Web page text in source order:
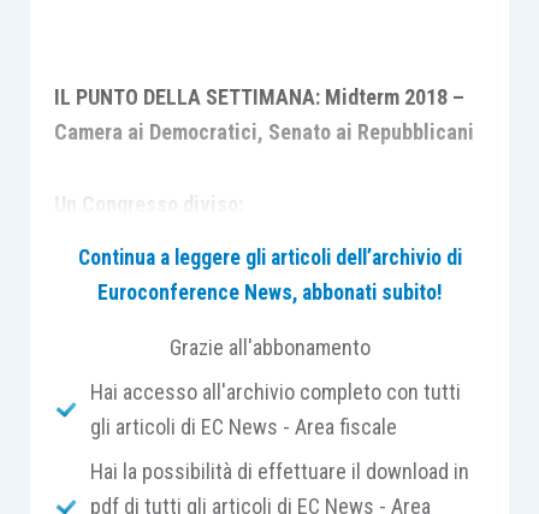
IL PUNTO DELLA SETTIMANA: Midterm 2018 –
Camera ai Democratici, Senato ai Repubblicani
Un Congresso diviso:
implica uno stallo politico a Washington,
che può minare l’azione fiscale
dell’amministrazione Trump
non si traduce in un cambiamento della
politica protezionistica nei confronti
aumenta il rischio di un blocco delle
Continua a leggere gli articoli dell’archivio di
Euroconference News, abbonati subito!
Grazie all'abbonamento
Hai accesso all'archivio completo con tutti
gli articoli di EC News - Area fiscale
Hai la possibilità di effettuare il download in
pdf di tutti gli articoli di EC News - Area